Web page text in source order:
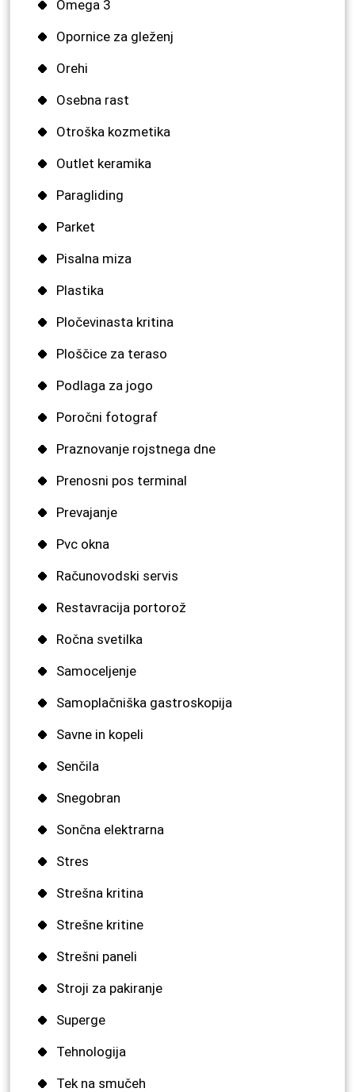
Omega 3
Opornice za gleženj
Orehi
Osebna rast
Otroška kozmetika
Outlet keramika
Paragliding
Parket
Pisalna miza
Plastika
Pločevinasta kritina
Ploščice za teraso
Podlaga za jogo
Poročni fotograf
Praznovanje rojstnega dne
Prenosni pos terminal
Prevajanje
Pvc okna
Računovodski servis
Restavracija portorož
Ročna svetilka
Samoceljenje
Samoplačniška gastroskopija
Savne in kopeli
Senčila
Snegobran
Sončna elektrarna
Stres
Strešna kritina
Strešne kritine
Strešni paneli
Stroji za pakiranje
Superge
Tehnologija
Tek na smučeh